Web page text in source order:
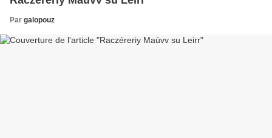
Par galopouz